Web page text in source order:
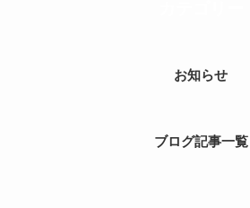
お知らせ
ブログ記事一覧